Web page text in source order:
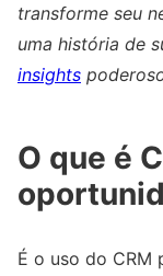
transforme seu
uma história de
insights
O que é
É o uso do CRM